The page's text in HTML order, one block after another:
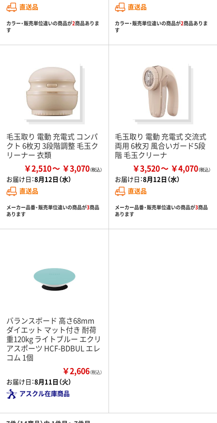
直送品
カラー・販売単位違いの商品が2商品ありま
す
直送品
カラー・販売単位違いの商品が2商品ありま
す
毛玉取り 電動 充電式 コンパ
クト 6枚刃 3段階調整 毛玉ク
リーナー 衣類
￥2,510 ￥3,070
お届け日：8月12日（水）
直送品
メーカー品番・販売単位違いの商品が3商品
あります
毛玉取り 電動 充電式 交流式
両用 6枚刃 風合いガード5段
階 毛玉クリーナ
￥3,520 ￥4,070
お届け日：8月12日（水）
直送品
メーカー品番・販売単位違いの商品が3商品
あります
バランスボード 高さ68mm
ダイエット マット付き 耐荷
重120kg ライトブルー エクリ
アスポーツ HCF-BDBUL エレ
コム 1個
￥2,606（税込）
お届け日：8月11日（火）
アスクル在庫商品